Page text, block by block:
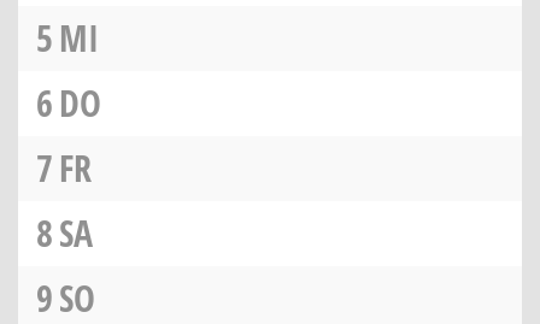
5MI
6DO
7FR
8SA
9SO